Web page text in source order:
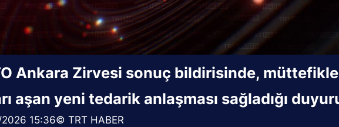
Ankara Zirvesi sonuç bildirisinde,
aşan yeni tedarik anlaşması sağladığı
15:36© TRT HABER